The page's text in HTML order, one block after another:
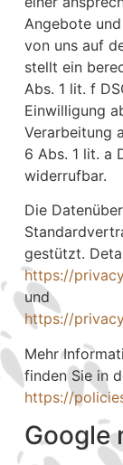
Angebote
von uns auf
stellt ein
Abs. 1 lit. f
Einwilligung
Verarbeitung
6 Abs. 1 lit. a
widerrufbar.
Die
gestützt.
https://
und
https://
Mehr
finden Sie in
https://
Google